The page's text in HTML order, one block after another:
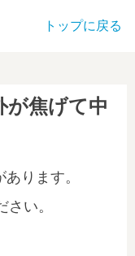
トップに戻る
が焦げて中
ります。
い。